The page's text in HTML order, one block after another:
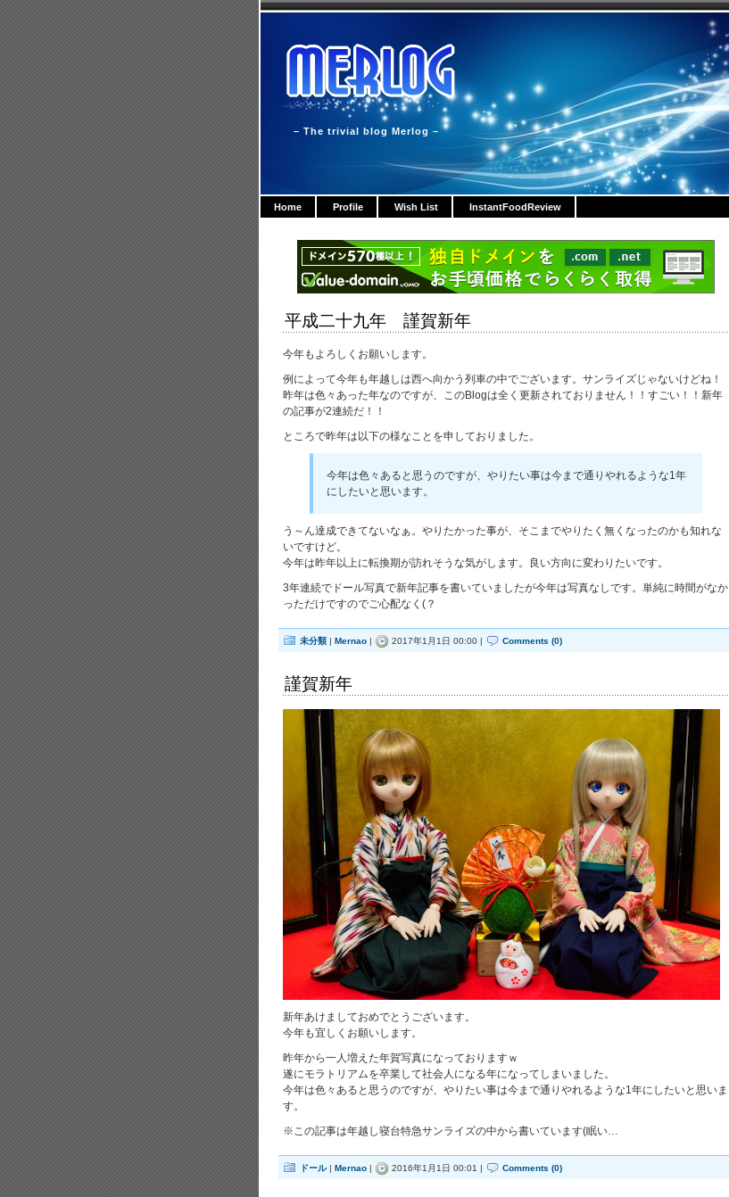
– The trivial blog Merlog –
Home Profile Wish List InstantFoodReview
平成二十九年 謹賀新年
今年もよろしくお願いします。
例によって今年も年越しは西へ向かう列車の中でございます。サンライズじゃないけどね！
昨年は色々あった年なのですが、このBlogは全く更新されておりません！！すごい！！新年
の記事が2連続だ！！
ところで昨年は以下の様なことを申しておりました。
今年は色々あると思うのですが、やりたい事は今まで通りやれるような1年
にしたいと思います。
う～ん達成できてないなぁ。やりたかった事が、そこまでやりたく無くなったのかも知れな
いですけど。
今年は昨年以上に転換期が訪れそうな気がします。良い方向に変わりたいです。
3年連続でドール写真で新年記事を書いていましたが今年は写真なしです。単純に時間がなか
っただけですのでご心配なく(？
未分類 | Mernao | 2017年1月1日 00:00 | Comments (0)
謹賀新年
新年あけましておめでとうございます。
今年も宜しくお願いします。
昨年から一人増えた年賀写真になっておりますｗ
遂にモラトリアムを卒業して社会人になる年になってしまいました。
今年は色々あると思うのですが、やりたい事は今まで通りやれるような1年にしたいと思いま
す。
※この記事は年越し寝台特急サンライズの中から書いています(眠い…
ドール| Mernao | 2016年1月1日 00:01 | Comments (0)